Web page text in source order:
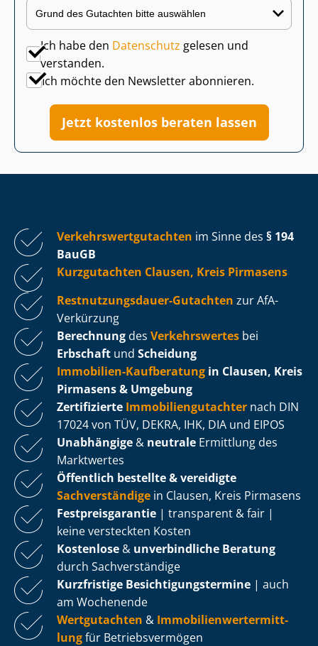
Ich habe den Datenschutz gelesen und
verstanden.
Ich möchte den Newsletter abonnieren.
Jetzt kostenlos beraten lassen
Ver­kehrs­wert­gut­ach­ten im Sinne des § 194
BauGB
Kurzgutachten Clausen, Kreis Pirmasens
Rest­nut­zungs­dau­er-Gutachten zur AfA-
Verkürzung
Berechnung des Verkehrswertes bei
Erbschaft und Scheidung
Immobilien-Kaufberatung in Clausen, Kreis
Pirmasens & Umgebung
Zertifizierte Im­mo­bi­li­en­gut­ach­ter nach DIN
17024 von TÜV, DEKRA, IHK, DIA und EIPOS
Unabhängige & neutrale Ermittlung des
Marktwertes
Öffentlich bestellte & vereidigte
Sachverständige in Clausen, Kreis Pirmasens
Fest­preis­ga­ran­tie | transparent & fair |
keine versteckten Kosten
Kostenlose & unverbindliche Beratung
durch Sachverständige
Kurzfristige Be­sich­ti­gungs­ter­mi­ne | auch
am Wochenende
Wertgutachten & Im­mo­bi­li­en­wert­ermitt­
lungfür Be­triebs­ver­mö­gen